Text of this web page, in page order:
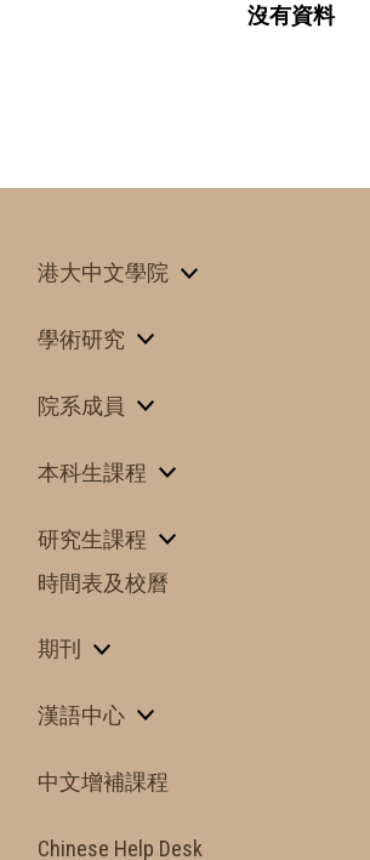
沒有資料
港大中文學院
學術研究
院系成員
本科生課程
研究生課程
時間表及校曆
期刊
漢語中心
中文增補課程
Chinese Help Desk